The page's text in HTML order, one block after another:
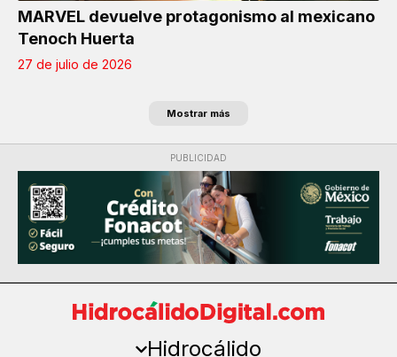
MARVEL devuelve protagonismo al mexicano
Tenoch Huerta
27 de julio de 2026
Mostrar más
PUBLICIDAD
Hidrocálido